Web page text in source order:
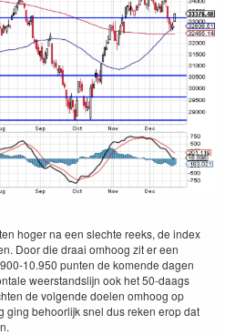
hoger na een slechte reeks, de index
Door die draai omhoog zit er een
10.950 punten de komende dagen
weerstandslijn ook het 50-daags
de volgende doelen omhoog op
ging behoorlijk snel dus reken erop dat